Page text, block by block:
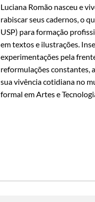
Luciana Romão nasceu e
rabiscar seus cadernos, o
USP) para formação
em textos e ilustrações.
experimentações pela
reformulações constantes,
sua vivência cotidiana no
formal em Artes e